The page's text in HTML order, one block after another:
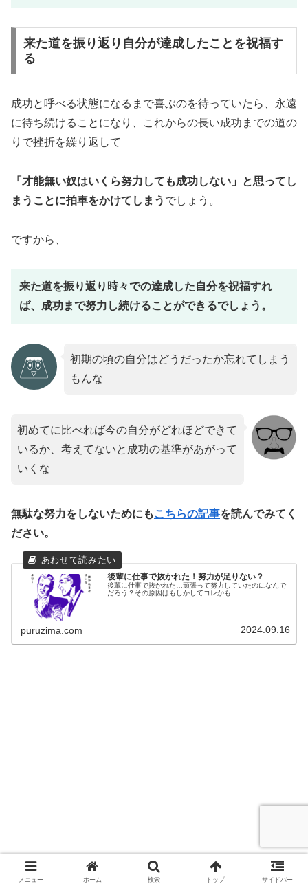
来た道を振り返り自分が達成したことを祝福す
る
成功と呼べる状態になるまで喜ぶのを待っていたら、永遠
に待ち続けることになり、これからの長い成功までの道の
りで挫折を繰り返して
「才能無い奴はいくら努力しても成功しない」と思ってし
まうことに拍車をかけてしまう でしょう。
ですから、
来た道を振り返り時々での達成した自分を祝福すれ
ば、成功まで努力し続けることができるでしょう。
初期の頃の自分はどうだったか忘れてしまう
もんな
初めてに比べれば今の自分がどれほどできて
いるか、考えてないと成功の基準があがって
いくな
無駄な努力をしないためにも こちらの記事を読んでみてく
ださい。
後輩に仕事で抜かれた！努力が足りない？
後輩に仕事で抜かれた…頑張って努力していたのになんで
だろう？その原因はもしかしてコレかも
puruzima.com 2024.09.16
メニュー ホーム 検索 トップ サイドバー